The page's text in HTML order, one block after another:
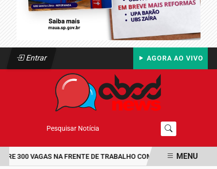
Entrar AGORA AO VIVO
Pesquisar Notícia
300 VAGAS NA FRENTE DE TRABALHO COM BOLSA DE UM
MENU